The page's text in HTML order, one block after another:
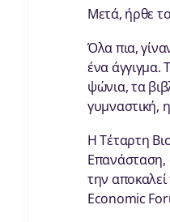
Μετά, ήρθε
Όλα πια,
ένα άγγιγμα.
ψώνια, τα
γυμναστική,
Η Τέταρτη
Επανάσταση,
την
Economic